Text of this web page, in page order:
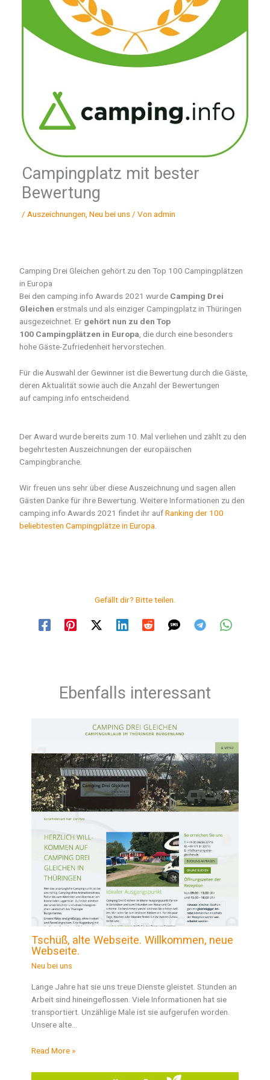
Campingplatz mit bester
Bewertung
/Auszeichnungen,Neu bei uns/ Vonadmin
Camping Drei Gleichen gehört zu den Top 100 Campingplätzen
in Europa
Bei den camping.info Awards 2021 wurde Camping Drei
Gleichen erstmals und als einziger Campingplatz in Thüringen
ausgezeichnet. Er gehört nun zu den Top
100 Campingplätzen in Europa , die durch eine besonders
hohe Gäste-Zufriedenheit hervorstechen.
Für die Auswahl der Gewinner ist die Bewertung durch die Gäste,
deren Aktualität sowie auch die Anzahl der Bewertungen
auf camping.info entscheidend.
Der Award wurde bereits zum 10. Mal verliehen und zählt zu den
begehrtesten Auszeichnungen der europäischen
Campingbranche.
Wir freuen uns sehr über diese Auszeichnung und sagen allen
Gästen Danke für ihre Bewertung. Weitere Informationen zu den
camping.info Awards 2021 findet ihr aufRanking der 100
beliebtesten Campingplätze in Europa
Gefällt dir? Bitte teilen.
Ebenfalls interessant
Tschüß, alte Webseite. Willkommen, neue
Webseite.
Neu bei uns
Lange Jahre hat sie uns treue Dienste gleistet. Stunden an
Arbeit sind hineingeflossen. Viele Informationen hat sie
transportiert. Unzählige Male ist sie aufgerufen worden.
Unsere alte…
Read More »